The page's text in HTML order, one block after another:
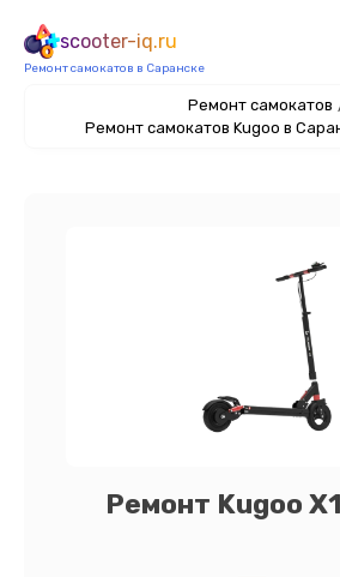
scooter-iq.ru
Ремонт самокатов в Саранске
Ремонт самокатов
Ремонт самокатов Kugoo в
Ремонт Kugoo